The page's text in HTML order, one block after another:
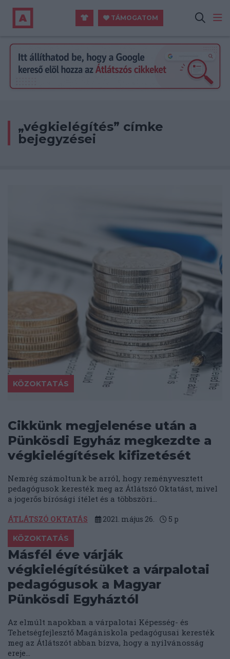
TÁMOGATOM
„végkielégítés” címke
bejegyzései
KÖZOKTATÁS
Cikkünk megjelenése után a
Pünkösdi Egyház megkezdte a
végkielégítések kifizetését
Nemrég számoltunk be arról, hogy reményvesztett
pedagógusok keresték meg az Átlátszó Oktatást, mivel
a jogerős bírósági ítélet és a többszöri...
ÁTLÁTSZÓ OKTATÁS 2021. május 26. 5 p
KÖZOKTATÁS
Másfél éve várják
végkielégítésüket a várpalotai
pedagógusok a Magyar
Pünkösdi Egyháztól
Az elmúlt napokban a várpalotai Képesség- és
Tehetségfejlesztő Magániskola pedagógusai keresték
meg az Átlátszót abban bízva, hogy a nyilvánosság
ereje...